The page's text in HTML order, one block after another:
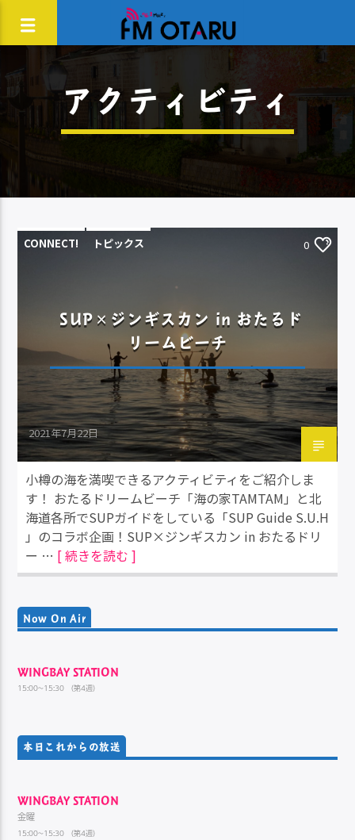
アクティビティ
CONNECT! トピックス 0
SUP×ジンギスカン in おたるド
リームビーチ
2021年7月22日
小樽の海を満喫できるアクティビティをご紹介しま
す！ おたるドリームビーチ「海の家TAMTAM」と北
海道各所でSUPガイドをしている「SUP Guide S.U.H
」のコラボ企画！SUP×ジンギスカン in おたるドリ
ー … [ 続きを読む ]
Now On Air
WINGBAY STATION
15:00~15:30 （第4週）
本日これからの放送
WINGBAY STATION
金曜
15:00~15:30 （第4週）